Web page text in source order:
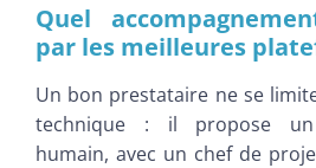
Quel
par les meilleures
Un bon prestataire ne se
technique : il propose un
humain, avec un chef de